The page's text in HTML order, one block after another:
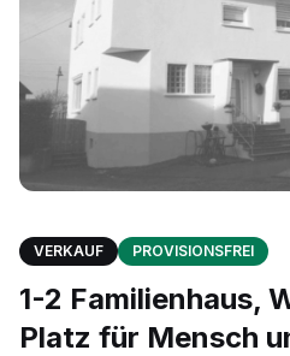
VERKAUF PROVISIONSFREI
1-2 Familienhaus,
Platz für Mensch